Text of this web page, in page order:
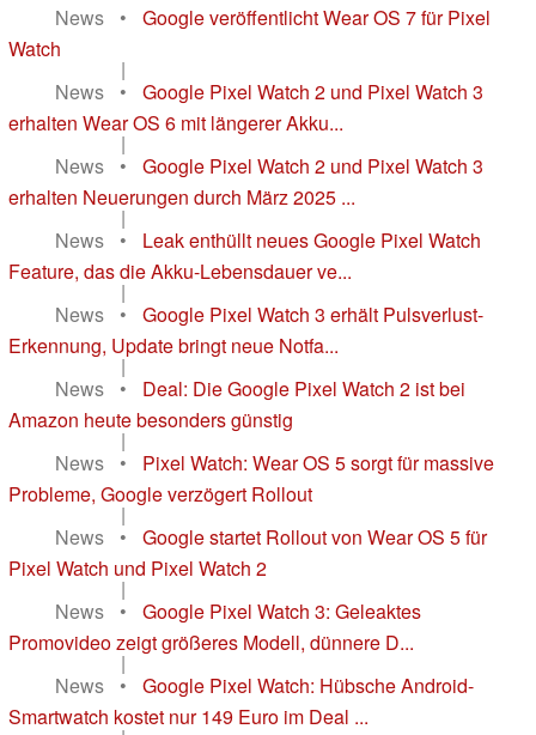
News
•
Google veröffentlicht Wear OS 7 für Pixel
Watch
|
News
•
Google Pixel Watch 2 und Pixel Watch 3
erhalten Wear OS 6 mit längerer Akku...
|
News
•
Google Pixel Watch 2 und Pixel Watch 3
erhalten Neuerungen durch März 2025 ...
|
News
•
Leak enthüllt neues Google Pixel Watch
Feature, das die Akku-Lebensdauer ve...
|
News
•
Google Pixel Watch 3 erhält Pulsverlust-
Erkennung, Update bringt neue Notfa...
|
News
•
Deal: Die Google Pixel Watch 2 ist bei
Amazon heute besonders günstig
|
News
•
Pixel Watch: Wear OS 5 sorgt für massive
Probleme, Google verzögert Rollout
|
News
•
Google startet Rollout von Wear OS 5 für
Pixel Watch und Pixel Watch 2
|
News
•
Google Pixel Watch 3: Geleaktes
Promovideo zeigt größeres Modell, dünnere D...
|
News
•
Google Pixel Watch: Hübsche Android-
Smartwatch kostet nur 149 Euro im Deal ...